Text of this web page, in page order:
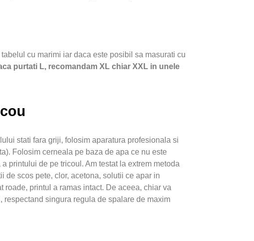
cu marimi iar daca este posibil sa masurati cu
purtati L, recomandam XL chiar XXL in unele
stati fara griji, folosim aparatura profesionala si
Folosim cerneala pe baza de apa ce nu este
printului de pe tricoul. Am testat la extrem metoda
de scos pete, clor, acetona, solutii ce apar in
roade, printul a ramas intact. De aceea, chiar va
singura regula de spalare de maxim